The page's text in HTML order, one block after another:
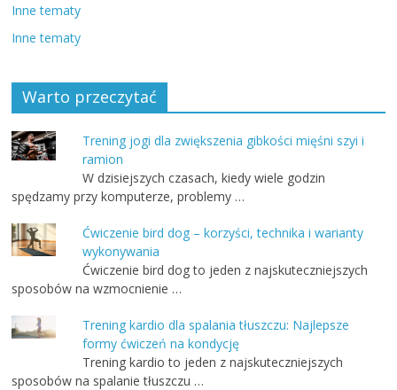
Inne tematy
Inne tematy
Warto przeczytać
Trening jogi dla zwiększenia gibkości mięśni szyi i
ramion
W dzisiejszych czasach, kiedy wiele godzin
spędzamy przy komputerze, problemy …
Ćwiczenie bird dog – korzyści, technika i warianty
wykonywania
Ćwiczenie bird dog to jeden z najskuteczniejszych
sposobów na wzmocnienie …
Trening kardio dla spalania tłuszczu: Najlepsze
formy ćwiczeń na kondycję
Trening kardio to jeden z najskuteczniejszych
sposobów na spalanie tłuszczu …